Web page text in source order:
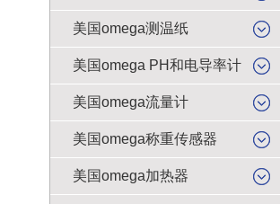
美国omega测温纸
美国omega PH和电导率计
美国omega流量计
美国omega称重传感器
美国omega加热器